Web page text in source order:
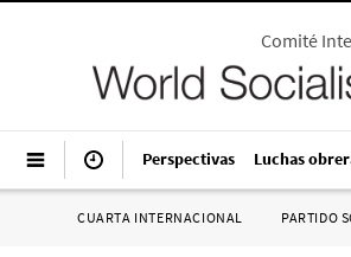
Comité
Perspectivas Luchas
CUARTA INTERNACIONAL PARTIDO